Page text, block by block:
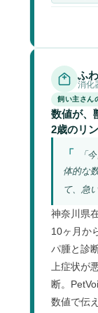
ふ
消化
飼い主さん
数値が、
2歳のリ
「
体的な
て、急
神奈川県
10ヶ月か
パ腫と診
上症状が
断。
数値で伝